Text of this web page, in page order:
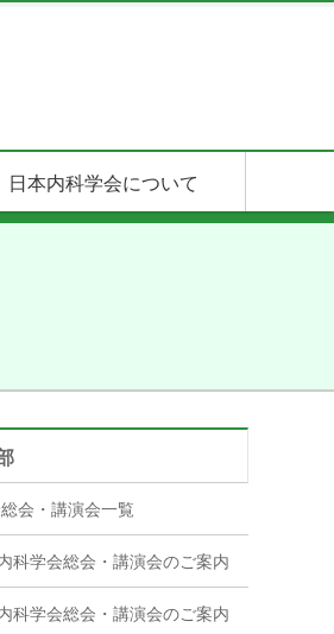
日本内科学会について
会・講演会一覧
科学会総会・講演会のご案内
科学会総会・講演会のご案内